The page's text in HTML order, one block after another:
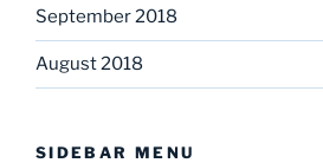
September 2018
August 2018
SIDEBAR MENU